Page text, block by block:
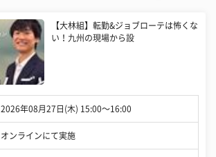
【大林組】転勤&ジョブローテは怖くな
い！九州の現場から設
2026年08月27日(木) 15:00〜16:00
オンラインにて実施